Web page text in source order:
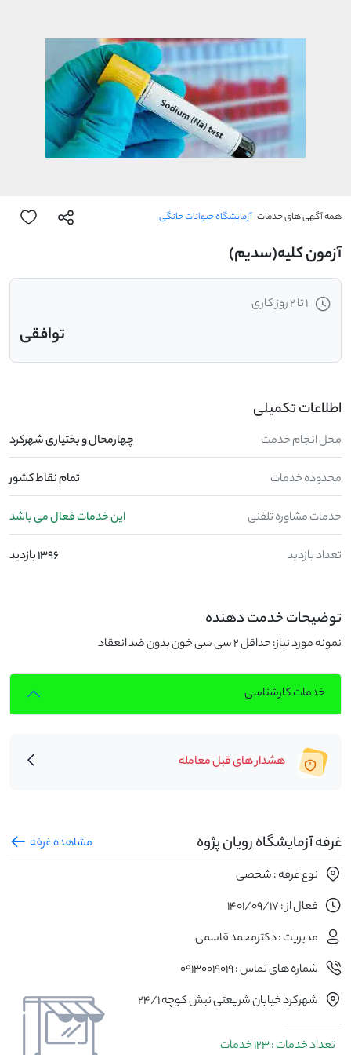
همه آگهی های خدمات آزمایشگاه حیوانات خانگی
آزمون کلیه(سدیم)
1 تا 2 روز کاری
توافقی
اطلاعات تکمیلی
محل انجام خدمت چهارمحال و بختیاری شهرکرد
محدوده خدمات تمام نقاط کشور
خدمات مشاوره تلفنی این خدمات فعال می باشد
تعداد بازدید 1396 بازدید
توضیحات خدمت دهنده
نمونه مورد نیاز: حداقل 2 سی‌ سی خون بدون ضد انعقاد
خدمات کارشناسی
هشدار های قبل معامله
غرفه آزمایشگاه رویان پژوه
مشاهده غرفه
نوع غرفه : شخصی
فعال از : 1401/09/17
مدیریت : دکترمحمد قاسمی
شماره های تماس : 09130019019
شهرکرد خیابان شریعتی نبش کوچه 24/1
تعداد خدمات : 123 خدمات